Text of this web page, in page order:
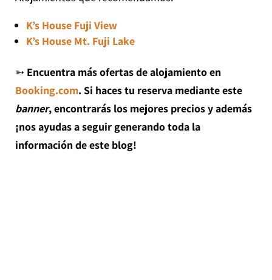
K’s House Fuji View
K’s House Mt. Fuji Lake
➳ Encuentra más ofertas de alojamiento en
Booking.com. Si haces tu reserva mediante este
banner, encontrarás los mejores precios y además
¡nos ayudas a seguir generando toda la
información de este blog!